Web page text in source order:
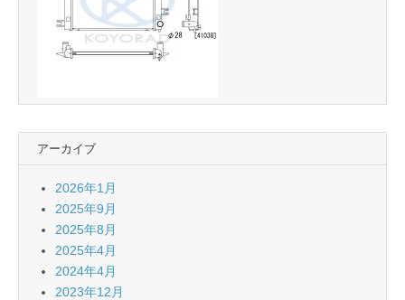
アーカイブ
2026年1月
2025年9月
2025年8月
2025年4月
2024年4月
2023年12月